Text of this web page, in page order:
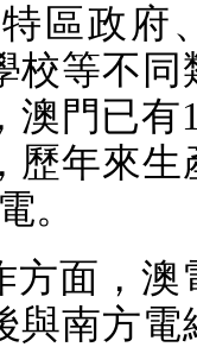
區政府
校等不同
澳門已有
歷年來生
。
方面，澳
與南方電